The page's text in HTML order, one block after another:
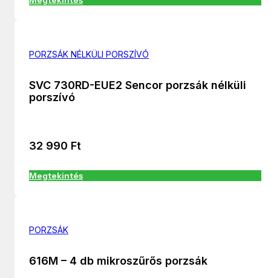
PORZSÁK NÉLKÜLI PORSZÍVÓ
SVC 730RD-EUE2 Sencor porzsák nélküli
porszívó
32 990 Ft
Megtekintés
PORZSÁK
616M – 4 db mikroszűrős porzsák